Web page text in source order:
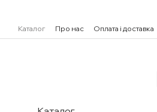
Каталог Про нас Оплата і доставка